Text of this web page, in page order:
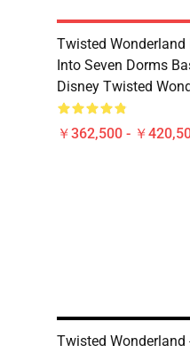
Twisted Wonderland
Into Seven Dorms
Disney Twisted
￥362,500 - ￥
Twisted Wonderland